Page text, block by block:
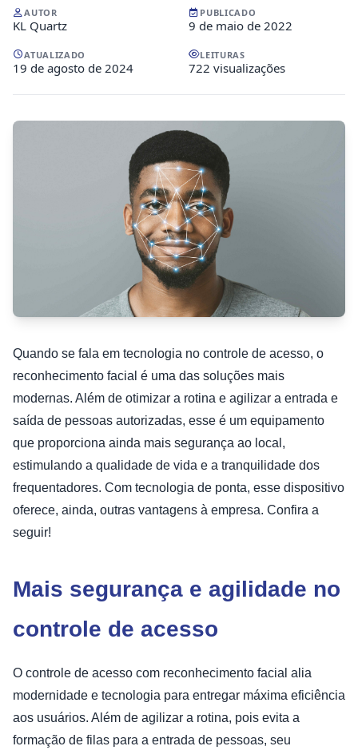
AUTOR
KL Quartz
PUBLICADO
9 de maio de 2022
ATUALIZADO
19 de agosto de 2024
LEITURAS
722 visualizações
Quando se fala em tecnologia no controle de acesso, o
reconhecimento facial é uma das soluções mais
modernas. Além de otimizar a rotina e agilizar a entrada e
saída de pessoas autorizadas, esse é um equipamento
que proporciona ainda mais segurança ao local,
estimulando a qualidade de vida e a tranquilidade dos
frequentadores. Com tecnologia de ponta, esse dispositivo
oferece, ainda, outras vantagens à empresa. Confira a
seguir!
Mais segurança e agilidade no
controle de acesso
O controle de acesso com reconhecimento facial alia
modernidade e tecnologia para entregar máxima eficiência
aos usuários. Além de agilizar a rotina, pois evita a
formação de filas para a entrada de pessoas, seu